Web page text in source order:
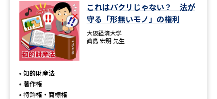
これはパクリじゃない？ 法が
守る「形無いモノ」の権利
大阪経済大学
眞島 宏明 先生
知的財産法
著作権
特許権・商標権